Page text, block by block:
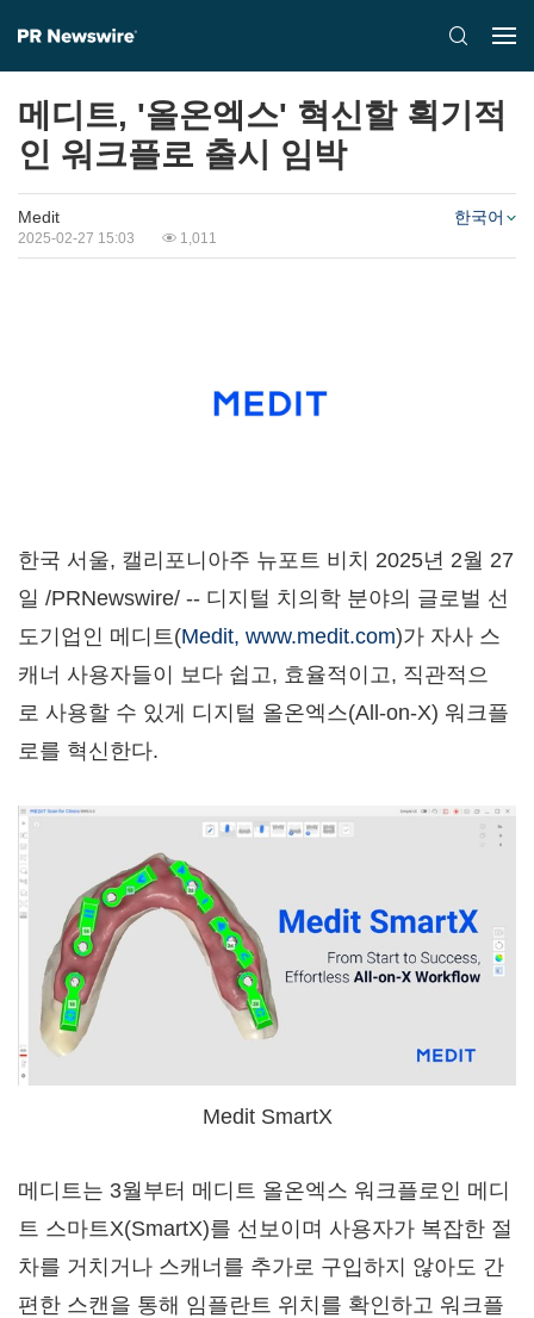
메디트, '올온엑스' 혁신할 획기적
인 워크플로 출시 임박
Medit
2025-02-27 15:03 1,011
한국어
한국 서울, 캘리포니아주 뉴포트 비치 2025년 2월 27
일 /PRNewswire/ -- 디지털 치의학 분야의 글로벌 선
도기업인 메디트(Medit, www.medit.com)가 자사 스
캐너 사용자들이 보다 쉽고, 효율적이고, 직관적으
로 사용할 수 있게 디지털 올온엑스(All-on-X) 워크플
로를 혁신한다.
Medit SmartX
메디트는 3월부터 메디트 올온엑스 워크플로인 메디
트 스마트X(SmartX)를 선보이며 사용자가 복잡한 절
차를 거치거나 스캐너를 추가로 구입하지 않아도 간
편한 스캔을 통해 임플란트 위치를 확인하고 워크플